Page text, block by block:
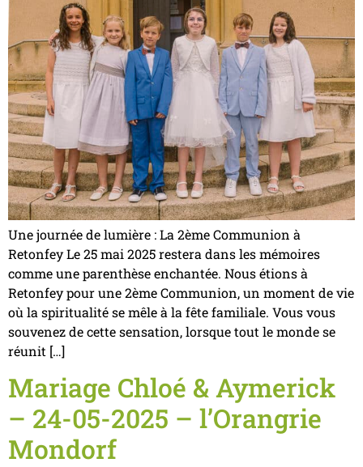
Une journée de lumière : La 2ème Communion à
Retonfey Le 25 mai 2025 restera dans les mémoires
comme une parenthèse enchantée. Nous étions à
Retonfey pour une 2ème Communion, un moment de vie
où la spiritualité se mêle à la fête familiale. Vous vous
souvenez de cette sensation, lorsque tout le monde se
réunit […]
Mariage Chloé & Aymerick
– 24-05-2025 – l’Orangrie
Mondorf